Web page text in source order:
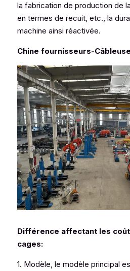
la fabrication de production de
en termes de recuit, etc., la
machine ainsi réactivée.
Chine fournisseurs-
Différence affectant les
cages:
1. Modèle, le modèle principal